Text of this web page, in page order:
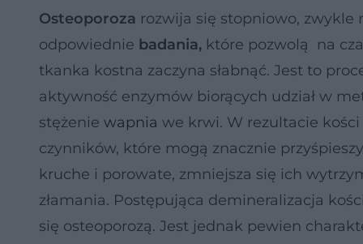
Osteoporoza rozwija się stopniowo,
odpowiednie badania, które pozwolą na
tkanka kostna zaczyna słabnąć. Jest to
aktywność enzymów biorących udział w
stężenie wapnia we krwi. W rezultacie
czynników, które mogą znacznie
kruche i porowate, zmniejsza się ich
złamania. Postępująca demineralizacja
się osteoporozą. Jest jednak pewien